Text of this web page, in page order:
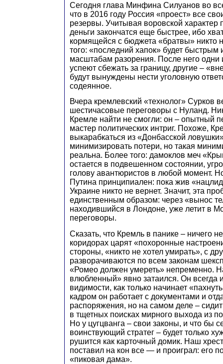
Сегодня глава Минфина Силуанов во
что в 2016 году Россия «проест» все
резервы. Учитывая воровской
деньги закончатся еще быстрее, ибо
кормящейся с бюджета «братвы» никто
того: «последний хапок» будет
масштабам разорения. После него одни
успеют сбежать за границу, другие –
будут вынуждены нести уголовную
содеянное.
Вчера кремлевский «технолог» Сурков
шестичасовые переговоры с Нуланд.
Кремле найти не смогли: он – опытный
мастер политических интриг. Похоже,
выкарабкаться из «Донбасской
минимизировать потери, но такая
реальна. Более того: дамоклов меч
остается в подвешенном состоянии,
голову авантюристов в любой момент.
Путина принципиален: пока жив
Украине никто не вернет. Значит, эта
единственным образом: через «вынос
находившийся в Лондоне, уже летит в
переговоры.
Сказать, что Кремль в панике – ничего
коридорах царят «похоронные
стороны, «никто не хотел умирать», с
разворачиваются по всем законам
«Ромео должен умереть» непременно.
влюбленный» явно затаился. Он всегда
видимости, как только начинает
кадром он работает с документами и
распоряжения, но на самом деле – сидит
в тщетных поисках мирного выхода из
Но у цугцванга – свои законы, и что бы
воинствующий стратег – будет только
рушится как карточный домик. Наш
поставил на кон все — и проиграл: его
«пиковая дама».